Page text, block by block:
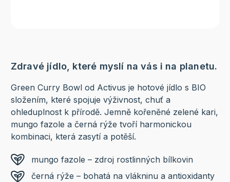
Zdravé jídlo, které myslí na vás i na planetu.
Green Curry Bowl od Activus je hotové jídlo s BIO
složením, které spojuje výživnost, chuť a
ohleduplnost k přírodě. Jemně kořeněné zelené kari,
mungo fazole a černá rýže tvoří harmonickou
kombinaci, která zasytí a potěší.
mungo fazole – zdroj rostlinných bílkovin
černá rýže – bohatá na vlákninu a antioxidanty